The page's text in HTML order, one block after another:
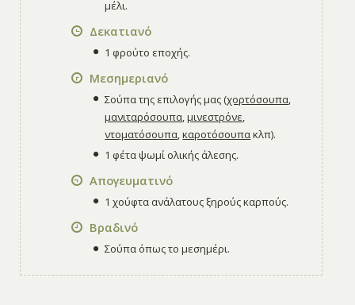
μέλι.
Δεκατιανό
1 φρούτο εποχής.
Μεσημεριανό
Σούπα της επιλογής μας (χορτόσουπα,
μανιταρόσουπα,μινεστρόνε,
ντοματόσουπα,καροτόσουπακλπ).
1 φέτα ψωμί ολικής άλεσης.
Απογευματινό
1 χούφτα ανάλατους ξηρούς καρπούς.
Βραδινό
Σούπα όπως το μεσημέρι.